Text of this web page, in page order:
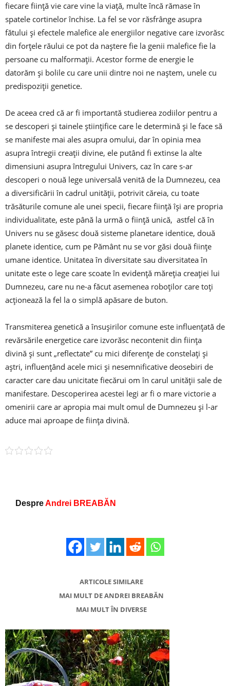
fiecare ființă vie care vine la viață, multe încă rămase în
spatele cortinelor închise. La fel se vor răsfrânge asupra
fătului și efectele malefice ale energiilor negative care izvorăsc
din forțele răului ce pot da naștere fie la genii malefice fie la
persoane cu malformații. Acestor forme de energie le
datorăm și bolile cu care unii dintre noi ne naștem, unele cu
predispoziții genetice.
De aceea cred că ar fi importantă studierea zodiilor pentru a
se descoperi și tainele științifice care le determină și le face să
se manifeste mai ales asupra omului, dar în opinia mea
asupra întregii creații divine, ele putând fi extinse la alte
dimensiuni asupra întregului Univers, caz în care s-ar
descoperi o nouă lege universală venită de la Dumnezeu, cea
a diversificării în cadrul unității, potrivit căreia, cu toate
trăsăturile comune ale unei specii, fiecare ființă își are propria
individualitate, este până la urmă o ființă unică, astfel că în
Univers nu se găsesc două sisteme planetare identice, două
planete identice, cum pe Pământ nu se vor găsi două ființe
umane identice. Unitatea în diversitate sau diversitatea în
unitate este o lege care scoate în evidență măreția creației lui
Dumnezeu, care nu ne-a făcut asemenea roboților care toți
acționează la fel la o simplă apăsare de buton.
Transmiterea genetică a însușirilor comune este influențată de
revărsările energetice care izvorăsc necontenit din ființa
divină și sunt „reflectate” cu mici diferențe de constelați și
aștri, influențând acele mici și nesemnificative deosebiri de
caracter care dau unicitate fiecărui om în carul unității sale de
manifestare. Descoperirea acestei legi ar fi o mare victorie a
omenirii care ar apropia mai mult omul de Dumnezeu și l-ar
aduce mai aproape de ființa divină.
DespreAndrei BREABĂN
ARTICOLE SIMILARE
MAI MULT DE ANDREI BREABĂN
MAI MULT ÎN DIVERSE